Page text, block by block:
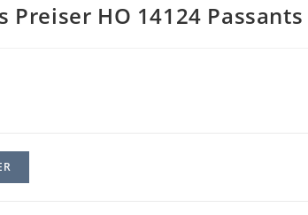
Preiser HO 14124 Passants